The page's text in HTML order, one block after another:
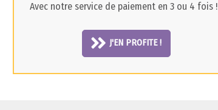
Avec notre service de paiement en 3 ou 4 fois !
J'EN PROFITE !